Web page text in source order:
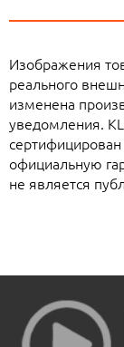
Изображения
реального
изменена
уведомления.
официальную
не является